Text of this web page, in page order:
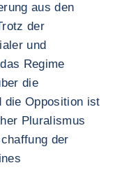
aus den
der
und
Regime
die
die Opposition ist
Pluralismus
der